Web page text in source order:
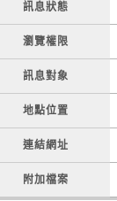
訊息狀態
瀏覽權限
訊息對象
地點位置
連結網址
附加檔案